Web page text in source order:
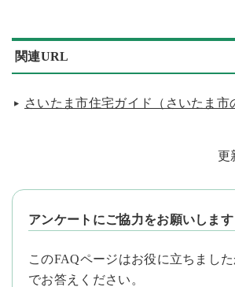
関連URL
さいたま市住宅ガイド（さいたま市
更
アンケートにご協力をお願いします
このFAQページはお役に立ちまし
でお答えください。